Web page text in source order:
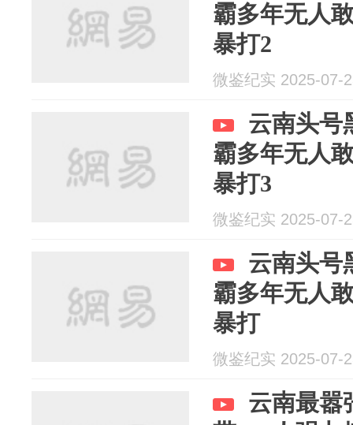
霸多年无人
暴打2
微鉴纪实 2025-07-
云南头号
霸多年无人
暴打3
微鉴纪实 2025-07-
云南头号
霸多年无人
暴打
微鉴纪实 2025-07-
云南最嚣